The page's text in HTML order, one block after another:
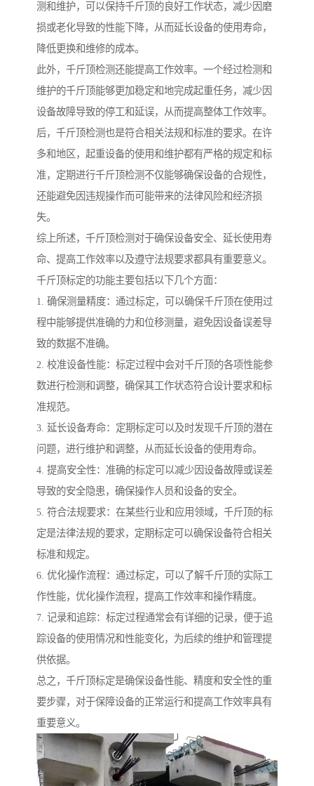
测和维护，可以保持千斤顶的良好工作状态，减少因磨
损或老化导致的性能下降，从而延长设备的使用寿命，
降低更换和维修的成本。
此外，千斤顶检测还能提高工作效率。一个经过检测和
维护的千斤顶能够更加稳定和地完成起重任务，减少因
设备故障导致的停工和延误，从而提高整体工作效率。
后，千斤顶检测也是符合相关法规和标准的要求。在许
多和地区，起重设备的使用和维护都有严格的规定和标
准，定期进行千斤顶检测不仅能够确保设备的合规性，
还能避免因违规操作而可能带来的法律风险和经济损
失。
综上所述，千斤顶检测对于确保设备安全、延长使用寿
命、提高工作效率以及遵守法规要求都具有重要意义。
千斤顶标定的功能主要包括以下几个方面：
1. 确保测量精度：通过标定，可以确保千斤顶在使用过
程中能够提供准确的力和位移测量，避免因设备误差导
致的数据不准确。
2. 校准设备性能：标定过程中会对千斤顶的各项性能参
数进行检测和调整，确保其工作状态符合设计要求和标
准规范。
3. 延长设备寿命：定期标定可以及时发现千斤顶的潜在
问题，进行维护和调整，从而延长设备的使用寿命。
4. 提高安全性：准确的标定可以减少因设备故障或误差
导致的安全隐患，确保操作人员和设备的安全。
5. 符合法规要求：在某些行业和应用领域，千斤顶的标
定是法律法规的要求，定期标定可以确保设备符合相关
标准和规定。
6. 优化操作流程：通过标定，可以了解千斤顶的实际工
作性能，优化操作流程，提高工作效率和操作精度。
7. 记录和追踪：标定过程通常会有详细的记录，便于追
踪设备的使用情况和性能变化，为后续的维护和管理提
供依据。
总之，千斤顶标定是确保设备性能、精度和安全性的重
要步骤，对于保障设备的正常运行和提高工作效率具有
重要意义。